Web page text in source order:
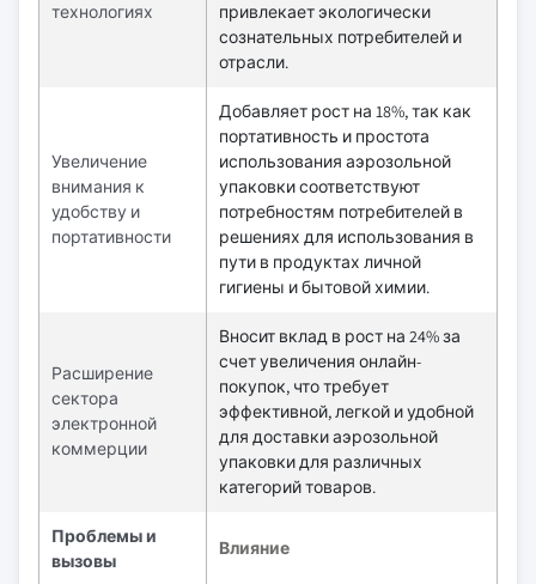
технологиях
привлекает экологически
сознательных потребителей и
отрасли.
Увеличение
внимания к
удобству и
портативности
Добавляет рост на 18%, так как
портативность и простота
использования аэрозольной
упаковки соответствуют
потребностям потребителей в
решениях для использования в
пути в продуктах личной
гигиены и бытовой химии.
Расширение
сектора
электронной
коммерции
Вносит вклад в рост на 24% за
счет увеличения онлайн-
покупок, что требует
эффективной, легкой и удобной
для доставки аэрозольной
упаковки для различных
категорий товаров.
Проблемы и
вызовы
Влияние